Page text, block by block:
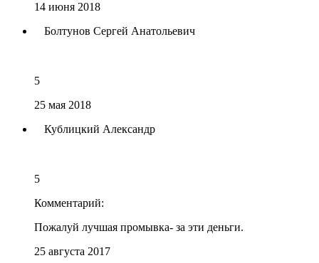
14 июня 2018
Болтунов Сергей Анатольевич
5
25 мая 2018
Кублицкий Александр
5
Комментарий:
Пожалуй лучшая промывка- за эти деньги.
25 августа 2017